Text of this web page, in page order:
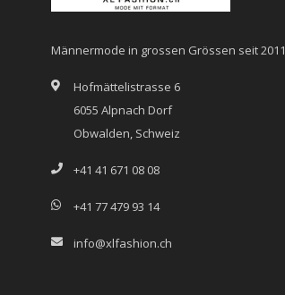
Männermode in grossen Grössen seit 2011
Hofmättelistrasse 6
6055 Alpnach Dorf
Obwalden, Schweiz
+41 41 671 08 08
+41 77 479 93 14
info@xlfashion.ch